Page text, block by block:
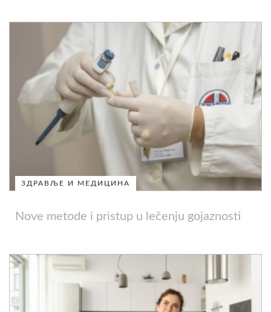
ЗДРАВЉЕ И МЕДИЦИНА
Nove metode i pristup u lečenju gojaznosti